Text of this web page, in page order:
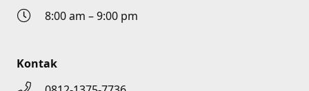
8:00 am – 9:00 pm
Kontak